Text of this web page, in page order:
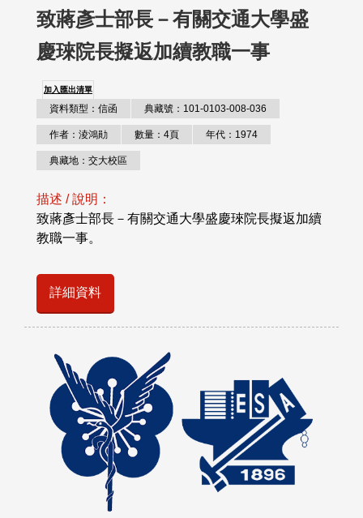
致蔣彥士部長－有關交通大學盛
慶琜院長擬返加續教職一事
加入匯出清單
資料類型：信函 典藏號：101-0103-008-036
作者：淩鴻勛 數量：4頁 年代：1974
典藏地：交大校區
描述 / 說明：
致蔣彥士部長－有關交通大學盛慶琜院長擬返加續
教職一事。
詳細資料